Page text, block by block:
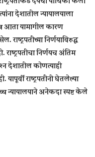
देशातील न्यायालयाला
आता यामागील कारण
निर्णयाविरुद्ध
राष्ट्रपतींचा निर्णयच अंतिम
देशातील कोणत्याही
राष्ट्रपतींनी घेतलेल्या
न्यायालयाने अनेकदा स्पष्ट केले